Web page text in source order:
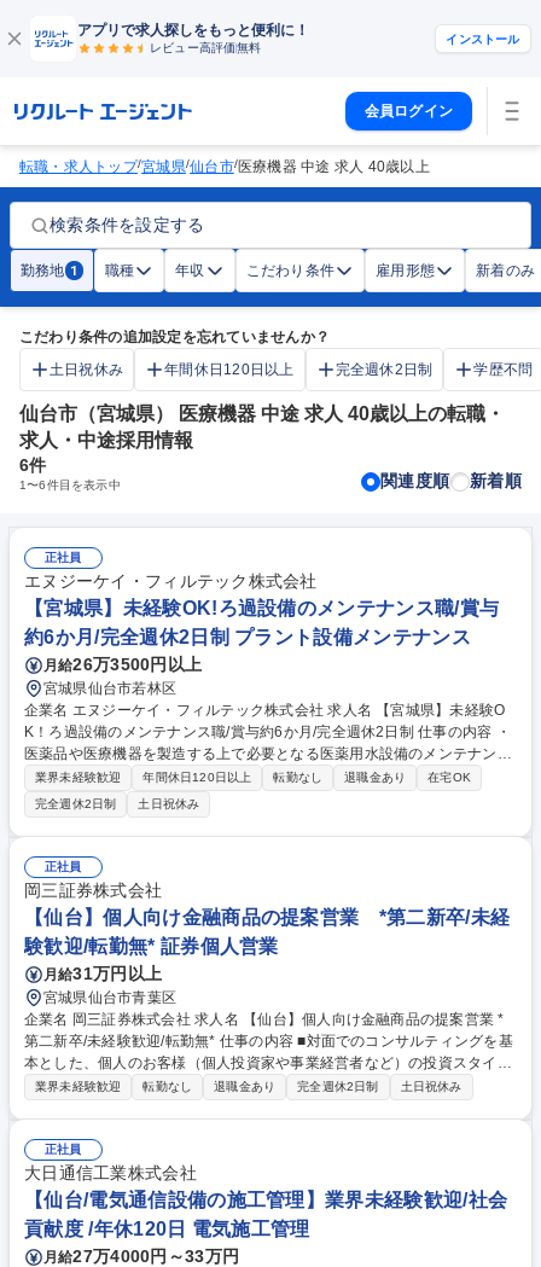
アプリで求人探しをもっと便利に！
レビュー高評価無料
インストール
会員ログイン
転職・求人トップ/宮城県/仙台市/医療機器 中途 求人 40歳以上
検索条件を設定する
勤務地 1 職種 年収 こだわり条件 雇用形態 新着のみ
こだわり条件の追加設定を忘れていませんか？
土日祝休み
年間休日120日以上 完全週休2日制 学歴不問
仙台市（宮城県） 医療機器 中途 求人 40歳以上の転職・
求人・中途採用情報
6件
1〜6件目を表示中 関連度順 新着順
正社員
エヌジーケイ・フィルテック株式会社
【宮城県】未経験OK!ろ過設備のメンテナンス職/賞与
約6か月/完全週休2日制 プラント設備メンテナンス
月給26万3500円以上
宮城県仙台市若林区
企業名 エヌジーケイ・フィルテック株式会社 求人名 【宮城県】未経験O
K！ろ過設備のメンテナンス職/賞与約6か月/完全週休2日制 仕事の内容 ・
医薬品や医療機器を製造する上で必要となる医薬用水設備のメンテナンス
をお任せします。 ・エヌジーケイ・フィルテック 東北出張所を拠点とし
て、東北エリアのメンテナンスを担当頂きます。 【具体的には】 ・研修
やOJTもあるので未経験者でも挑戦出来ます。 ・お客様へ納入した設備の
定期点検や部品交換、設備の調整などをお任せします。 ・現場作業は協力
会社のスタッフと複数で伺い、トラブルが発生した場合も上長や技術担当
がバックアップするので安心です。 募集職種 【宮城県】未経験OK！ろ過
設備のメンテナンス職/賞与約6か月/完全週休2日制
業界未経験歓迎 年間休日120日以上 転勤なし 退職金あり
在宅OK
完全週休2日制
土日祝休み
正社員
岡三証券株式会社
【仙台】個人向け金融商品の提案営業 *第二新卒/未経
験歓迎/転勤無* 証券個人営業
月給31万円以上
宮城県仙台市青葉区
企業名 岡三証券株式会社 求人名 【仙台】個人向け金融商品の提案営業 *
第二新卒/未経験歓迎/転勤無* 仕事の内容 ■対面でのコンサルティングを基
本とした、個人のお客様（個人投資家や事業経営者など）の投資スタイル
やライフプラン、多様なニーズにあわせた、最適な資産形成・運用のため
のアプローチに注力しており、資産形成のご提案に留まらず、専門部署と
の連携による事業承継やM&A、不動産管理など多様なソリューションの提
供にも力を入れています。自由な商品組成や提案ができるため、お客さま
のニーズに寄り添った提案ができることも当社ならではのやりがいを感じ
て頂けるポイントの1つです。 募集職種 【仙台】個人向け金融商品の提案
営業 *第二新卒/未経験歓迎/転勤無*
業界未経験歓迎 転勤なし 退職金あり 完全週休2日制 土日祝休み
正社員
大日通信工業株式会社
【仙台/電気通信設備の施工管理】業界未経験歓迎/社会
貢献度 /年休120日 電気施工管理
月給27万4000円～33万円